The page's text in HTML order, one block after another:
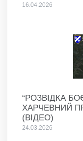
16.04.2026
“РОЗВІДКА
ХАРЧЕВНИЙ
(ВІДЕО)
24.03.2026